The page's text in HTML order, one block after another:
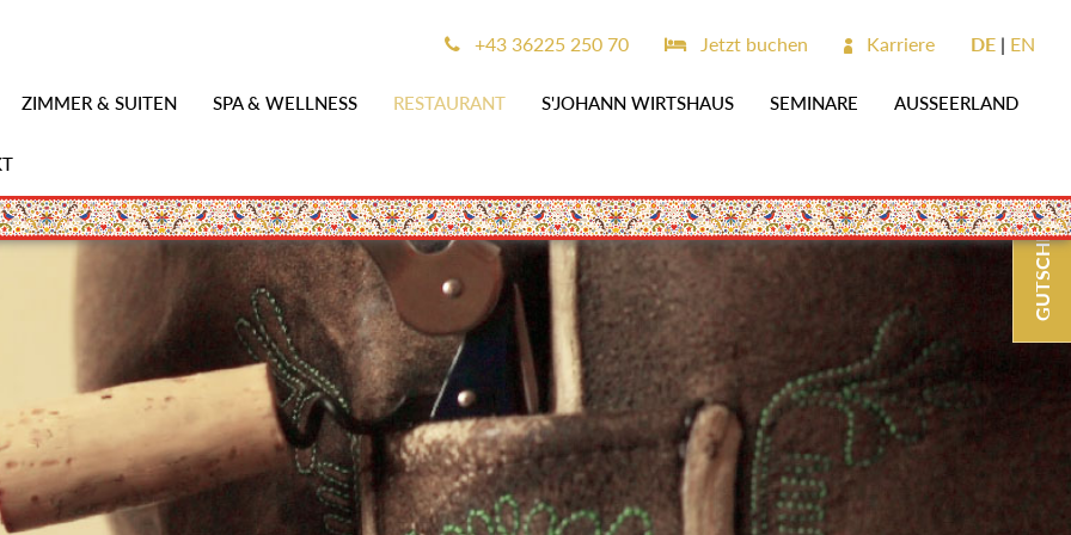
ZIMMER & SUITEN SPA & WELLNESS RESTAURANT S'JOHANN WIRTSHAUS SEMINARE AUSSEERLAND
+43 36225 250 70 Jetzt buchen Karriere DE EN
GUTSCHEINE